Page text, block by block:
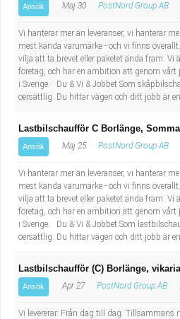
Ansök Maj 30 PostNord Group AB
Vi hanterar mer än leveranser, vi hanterar
mest kända varumärke - och vi finns
vilja att ta brevet eller paketet ända fram. Vi
företag, och har en ambition att genom vårt
i Sverige. Du & Vi & Jobbet Som
oersättlig. Du hittar vägen och ditt jobb är
Lastbilschaufför C Borlänge,
Ansök Maj 25 PostNord Group AB
Vi hanterar mer än leveranser, vi hanterar
mest kända varumärke - och vi finns
vilja att ta brevet eller paketet ända fram. Vi
företag, och har en ambition att genom vårt
i Sverige. Du & Vi & Jobbet Som
oersättlig. Du hittar vägen och ditt jobb är
Lastbilschaufför (C) Borlänge,
Ansök Apr 27 PostNord Group AB
Vi levererar. Från dag till dag. Tillsammans